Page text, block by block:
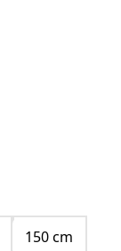
150 cm